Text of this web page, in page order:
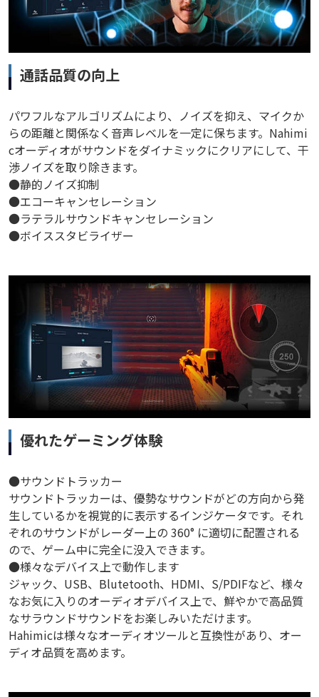
通話品質の向上
パワフルなアルゴリズムにより、ノイズを抑え、マイクか
らの距離と関係なく音声レベルを一定に保ちます。Nahimi
cオーディオがサウンドをダイナミックにクリアにして、干
渉ノイズを取り除きます。
●静的ノイズ抑制
●エコーキャンセレーション
●ラテラルサウンドキャンセレーション
●ボイススタビライザー
優れたゲーミング体験
●サウンドトラッカー
サウンドトラッカーは、優勢なサウンドがどの方向から発
生しているかを視覚的に表示するインジケータです。それ
ぞれのサウンドがレーダー上の 360° に適切に配置される
ので、ゲーム中に完全に没入できます。
●様々なデバイス上で動作します
ジャック、USB、Blutetooth、HDMI、S/PDIFなど、様々
なお気に入りのオーディオデバイス上で、鮮やかで高品質
なサラウンドサウンドをお楽しみいただけます。
Hahimicは様々なオーディオツールと互換性があり、オー
ディオ品質を高めます。